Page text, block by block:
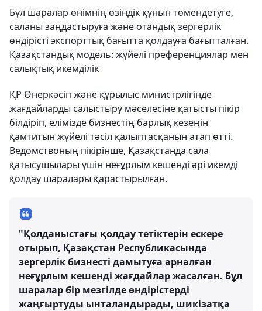
Бұл шаралар өнімнің өзіндік құнын төмендетуге,
саланы заңдастыруға және отандық зергерлік
өндірісті экспорттық бағытта қолдауға бағытталған.
Қазақстандық модель: жүйелі преференциялар мен
салықтық икемділік
ҚР Өнеркәсіп және құрылыс министрлігінде
жағдайларды салыстыру мәселесіне қатысты пікір
білдіріп, елімізде бизнестің барлық кезеңін
қамтитын жүйелі тәсіл қалыптасқанын атап өтті.
Ведомствоның пікірінше, Қазақстанда сала
қатысушылары үшін неғұрлым кешенді әрі икемді
қолдау шаралары қарастырылған.
"Қолданыстағы қолдау тетіктерін ескере
отырып, Қазақстан Республикасында
зергерлік бизнесті дамытуға арналған
неғұрлым кешенді жағдайлар жасалған. Бұл
шаралар бір мезгілде өндірістерді
жаңғыртуды ынталандырады, шикізатқа